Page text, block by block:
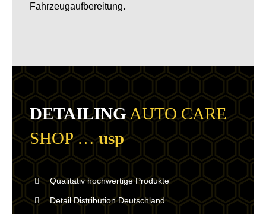
Fahrzeugaufbereitung.
DETAILINGAUTO CARE
SHOP …usp
Qualitativ hochwertige Produkte
Detail Distribution Deutschland